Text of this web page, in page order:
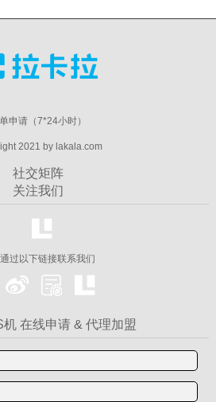
申请（7*24小时）
2021 by lakala.com
社交矩阵
关注我们
过以下链接联系我们
在线申请 & 代理加盟